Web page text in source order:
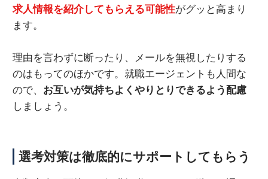
求人情報を紹介してもらえる可能性がグッと高まり
ます。
理由を言わずに断ったり、メールを無視したりする
のはもってのほかです。就職エージェントも人間な
ので、 お互いが気持ちよくやりとりできるよう配慮
しましょう。
選考対策は徹底的にサポートしてもらう